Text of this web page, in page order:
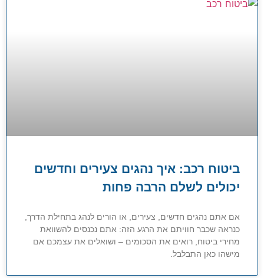
ביטוח רכב: איך נהגים צעירים וחדשים
יכולים לשלם הרבה פחות
אם אתם נהגים חדשים, צעירים, או הורים לנהג בתחילת הדרך,
כנראה שכבר חוויתם את הרגע הזה: אתם נכנסים להשוואת
מחירי ביטוח, רואים את הסכומים – ושואלים את עצמכם אם
מישהו כאן התבלבל.